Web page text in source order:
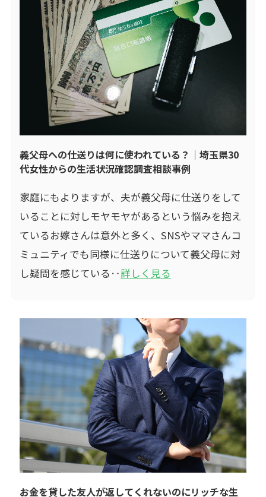
義父母への仕送りは何に使われている？｜埼玉県30
代女性からの生活状況確認調査相談事例
家庭にもよりますが、夫が義父母に仕送りをして
いることに対しモヤモヤがあるという悩みを抱え
ているお嫁さんは意外と多く、SNSやママさんコ
ミュニティでも同様に仕送りについて義父母に対
し疑問を感じている‥詳しく見る
お金を貸した友人が返してくれないのにリッチな生